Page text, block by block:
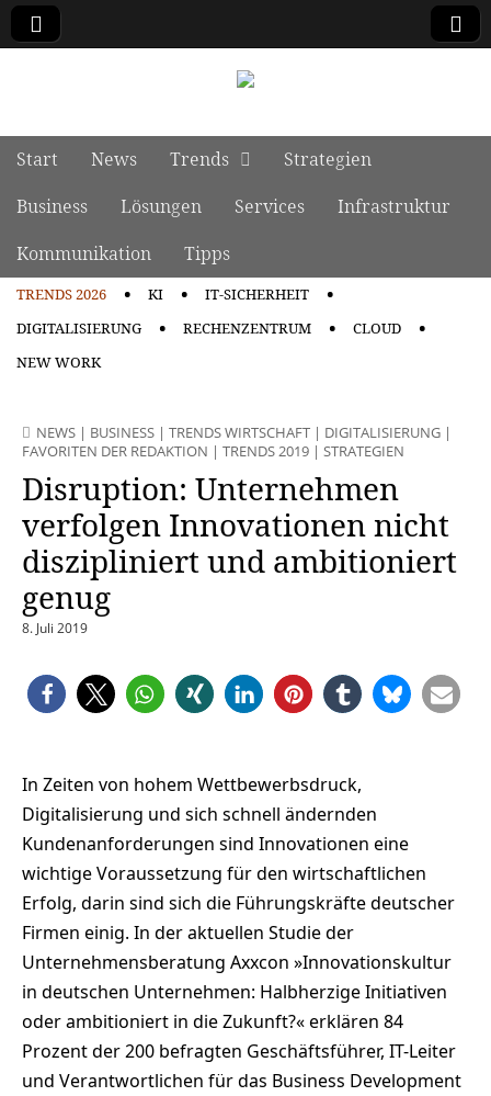
Main menu
Skip to content
Start News Trends
Strategien
Business
Lösungen Services
Infrastruktur
Kommunikation
Tipps
TRENDS 2026 KI
IT-SICHERHEIT
DIGITALISIERUNG
RECHENZENTRUM
CLOUD
NEW WORK
NEWS | BUSINESS | TRENDS WIRTSCHAFT | DIGITALISIERUNG |
FAVORITEN DER REDAKTION | TRENDS 2019 | STRATEGIEN
Disruption: Unternehmen
verfolgen Innovationen nicht
diszipliniert und ambitioniert
genug
8. Juli 2019
In Zeiten von hohem Wettbewerbsdruck,
Digitalisierung und sich schnell ändernden
Kundenanforderungen sind Innovationen eine
wichtige Voraussetzung für den wirtschaftlichen
Erfolg, darin sind sich die Führungskräfte deutscher
Firmen einig. In der aktuellen Studie der
Unternehmensberatung Axxcon »Innovationskultur
in deutschen Unternehmen: Halbherzige Initiativen
oder ambitioniert in die Zukunft?« erklären 84
Prozent der 200 befragten Geschäftsführer, IT-Leiter
und Verantwortlichen für das Business Development